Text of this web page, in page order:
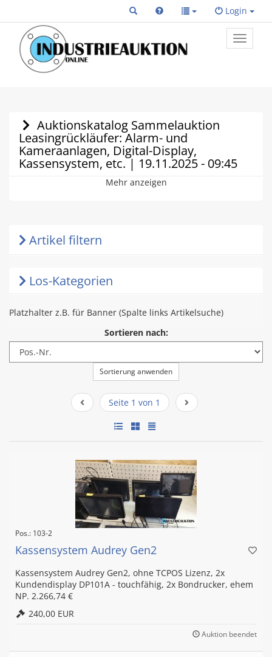
Login
Toggle
primary
Auktionskatalog Sammelauktion
Leasingrückläufer: Alarm- und
Kameraanlagen, Digital-Display,
Kassensystem, etc. | 19.11.2025 - 09:45
Mehr anzeigen
Artikel filtern
Los-Kategorien
Platzhalter z.B. für Banner (Spalte links Artikelsuche)
Sortieren nach:
Sortierung anwenden
Seite 1 von 1
Pos.: 103-2
Kassensystem Audrey Gen2
Kassensystem Audrey Gen2, ohne TCPOS Lizenz, 2x
Kundendisplay DP101A - touchfähig, 2x Bondrucker, ehem
NP. 2.266,74 €
240,00 EUR
Auktion beendet